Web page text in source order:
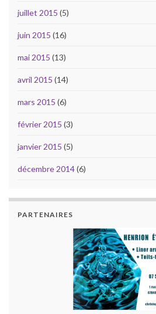
juillet 2015 (5)
juin 2015 (16)
mai 2015 (13)
avril 2015 (14)
mars 2015 (6)
février 2015 (3)
janvier 2015 (5)
décembre 2014(6)
PARTENAIRES